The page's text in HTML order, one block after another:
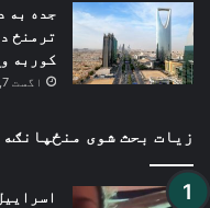
جده به
ترمنځ
کوربه
اگست 7, 2026
زیات بحث شوی منځپانګه